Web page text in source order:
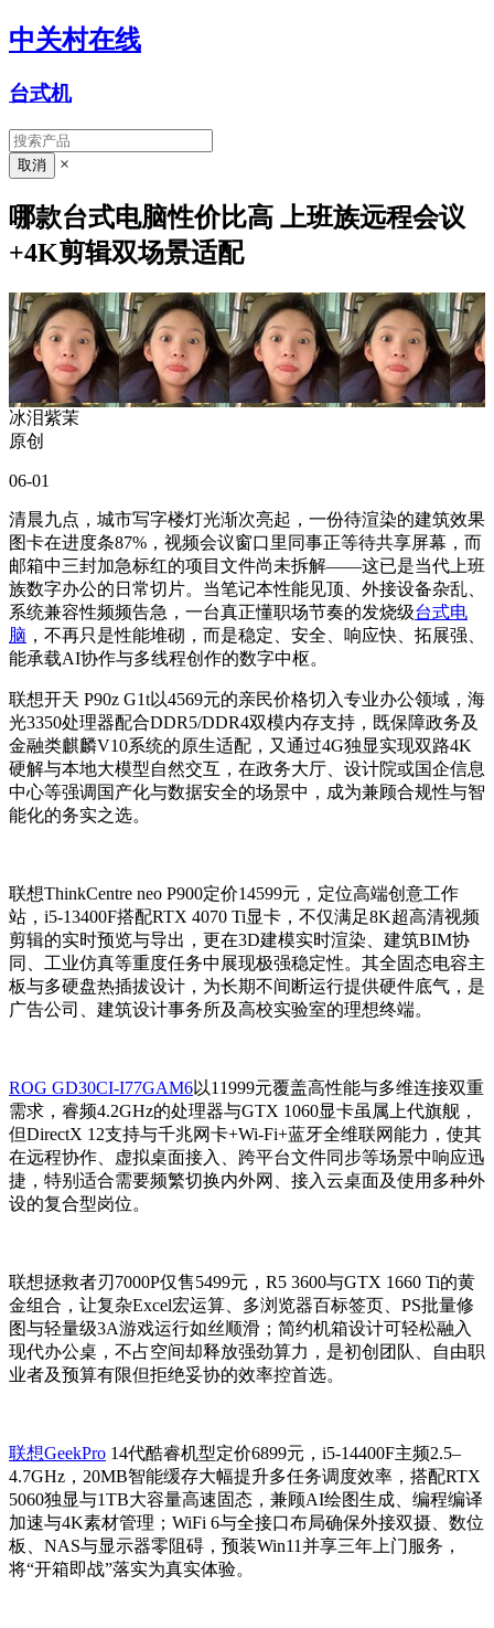
中关村在线
台式机
×
哪款台式电脑性价比高 上班族远程会议
+4K剪辑双场景适配
冰泪紫茉
原创
06-01
清晨九点，城市写字楼灯光渐次亮起，一份待渲染的建筑效果
图卡在进度条87%，视频会议窗口里同事正等待共享屏幕，而
邮箱中三封加急标红的项目文件尚未拆解——这已是当代上班
族数字办公的日常切片。当笔记本性能见顶、外接设备杂乱、
系统兼容性频频告急，一台真正懂职场节奏的发烧级台式电
脑 ，不再只是性能堆砌，而是稳定、安全、响应快、拓展强、
能承载AI协作与多线程创作的数字中枢。
联想开天 P90z G1t以4569元的亲民价格切入专业办公领域，海
光3350处理器配合DDR5/DDR4双模内存支持，既保障政务及
金融类麒麟V10系统的原生适配，又通过4G独显实现双路4K
硬解与本地大模型自然交互，在政务大厅、设计院或国企信息
中心等强调国产化与数据安全的场景中，成为兼顾合规性与智
能化的务实之选。
联想ThinkCentre neo P900定价14599元，定位高端创意工作
站，i5-13400F搭配RTX 4070 Ti显卡，不仅满足8K超高清视频
剪辑的实时预览与导出，更在3D建模实时渲染、建筑BIM协
同、工业仿真等重度任务中展现极强稳定性。其全固态电容主
板与多硬盘热插拔设计，为长期不间断运行提供硬件底气，是
广告公司、建筑设计事务所及高校实验室的理想终端。
ROG GD30CI-I77GAM6以11999元覆盖高性能与多维连接双重
需求，睿频4.2GHz的处理器与GTX 1060显卡虽属上代旗舰，
但DirectX 12支持与千兆网卡+Wi-Fi+蓝牙全维联网能力，使其
在远程协作、虚拟桌面接入、跨平台文件同步等场景中响应迅
捷，特别适合需要频繁切换内外网、接入云桌面及使用多种外
设的复合型岗位。
联想拯救者刃7000P仅售5499元，R5 3600与GTX 1660 Ti的黄
金组合，让复杂Excel宏运算、多浏览器百标签页、PS批量修
图与轻量级3A游戏运行如丝顺滑；简约机箱设计可轻松融入
现代办公桌，不占空间却释放强劲算力，是初创团队、自由职
业者及预算有限但拒绝妥协的效率控首选。
联想GeekPro 14代酷睿机型定价6899元，i5-14400F主频2.5–
4.7GHz，20MB智能缓存大幅提升多任务调度效率，搭配RTX
5060独显与1TB大容量高速固态，兼顾AI绘图生成、编程编译
加速与4K素材管理；WiFi 6与全接口布局确保外接双摄、数位
板、NAS与显示器零阻碍，预装Win11并享三年上门服务，
将“开箱即战”落实为真实体验。